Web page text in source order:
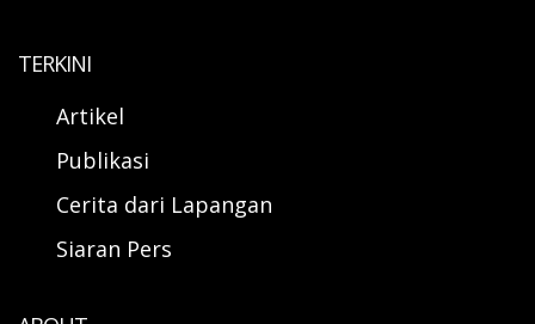
TERKINI
Artikel
Publikasi
Cerita dari Lapangan
Siaran Pers